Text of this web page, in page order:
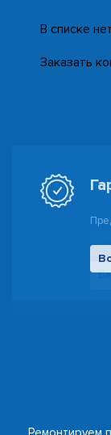
В списке
Заказать